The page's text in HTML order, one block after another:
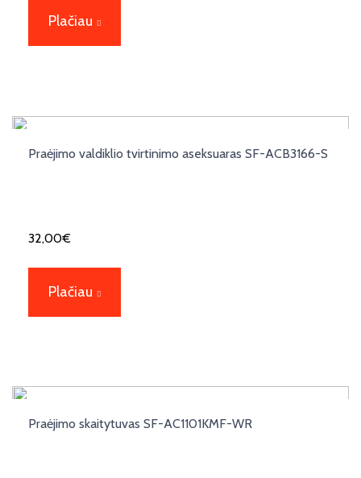
Plačiau
Praėjimo valdiklio tvirtinimo aseksuaras SF-ACB3166-S
32,00€
Plačiau
Praėjimo skaitytuvas SF-AC1101KMF-WR